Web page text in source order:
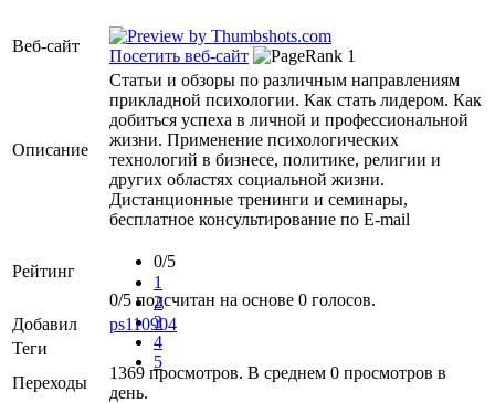
Веб-сайт
Посетить веб-сайт
Описание
Статьи и обзоры по различным направлениям
прикладной психологии. Как стать лидером. Как
добиться успеха в личной и профессиональной
жизни. Применение психологических
технологий в бизнесе, политике, религии и
других областях социальной жизни.
Дистанционные тренинги и семинары,
бесплатное консультирование по E-mail
Рейтинг
0/5
1
2
3
4
5
0/5 подсчитан на основе 0 голосов.
Добавил
ps110904
Теги
Переходы
1369 просмотров. В среднем 0 просмотров в
день.